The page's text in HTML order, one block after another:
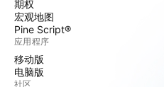
期权
宏观地图
Pine Script®
应用程序
移动版
电脑版
社区